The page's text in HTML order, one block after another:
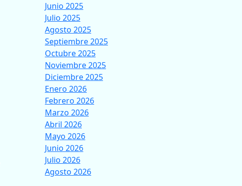
Junio 2025
Julio 2025
Agosto 2025
Septiembre 2025
Octubre 2025
Noviembre 2025
Diciembre 2025
Enero 2026
Febrero 2026
Marzo 2026
Abril 2026
Mayo 2026
Junio 2026
Julio 2026
Agosto 2026